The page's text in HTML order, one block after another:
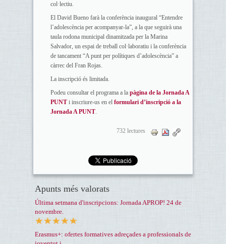
col·lectiu.
El David Bueno farà la conferència inaugural “Entendre
l’adolescència per acompanyar-la”, a la que seguirà una
taula rodona municipal dinamitzada per la Marina
Salvador, un espai de treball col·laboratiu i la conferència
de tancament “A punt per polítiques d’adolescència” a
càrrec del Fran Rojas.
La inscripció és limitada.
Podeu consultar el programa a la pàgina de la Jornada A
PUNTi inscriure-us en el formulari d’inscripció a la
Jornada A PUNT.
732 lectures
Apunts més valorats
Última setmana d'inscripcions: Jornada APROP! 24 de
novembre.
Erasmus+: ofertes formatives adreçades a professionals de